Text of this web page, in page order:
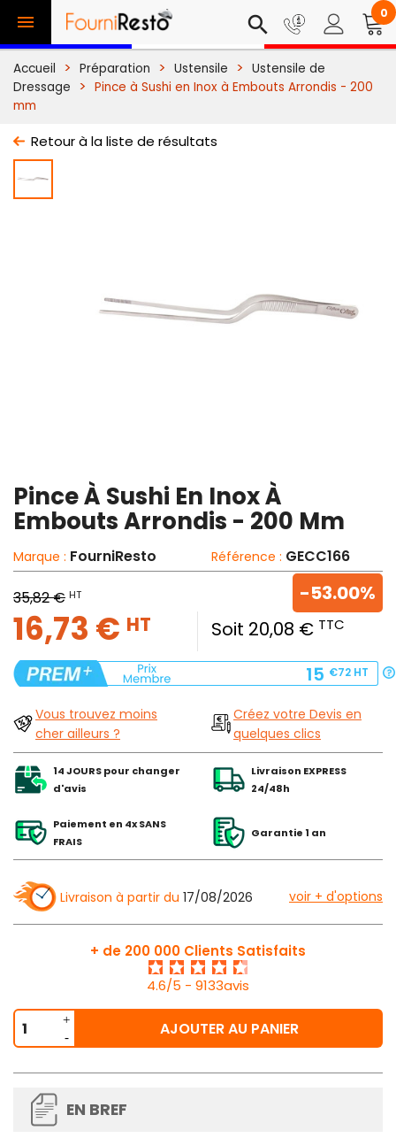
 search 0
Accueil Préparation Ustensile
Ustensile de
Dressage
Pince à Sushi en Inox à Embouts Arrondis - 200
mm
Retour à la liste de résultats
Pince À Sushi En Inox À
Embouts Arrondis - 200 Mm
Marque : FourniResto Référence : GECC166
35,82 € HT
16,73 € HT Soit 20,08 € TTC
-53.00%
15 €72 HT
Vous trouvez moins
cher ailleurs ?
Créez votre Devis en
quelques clics
14 JOURS pour changer
d'avis
Livraison EXPRESS
24/48h
Paiement en 4x SANS
FRAIS
Garantie 1 an
Livraison à partir du 17/08/2026 voir + d'options
+ de 200 000 Clients Satisfaits
4.6/5 - 9133avis
AJOUTER AU PANIER
EN BREF